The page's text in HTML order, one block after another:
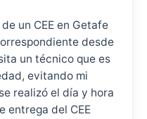
un CEE en Getafe
desde
un técnico que es
evitando mi
realizó el día y hora
entrega del CEE